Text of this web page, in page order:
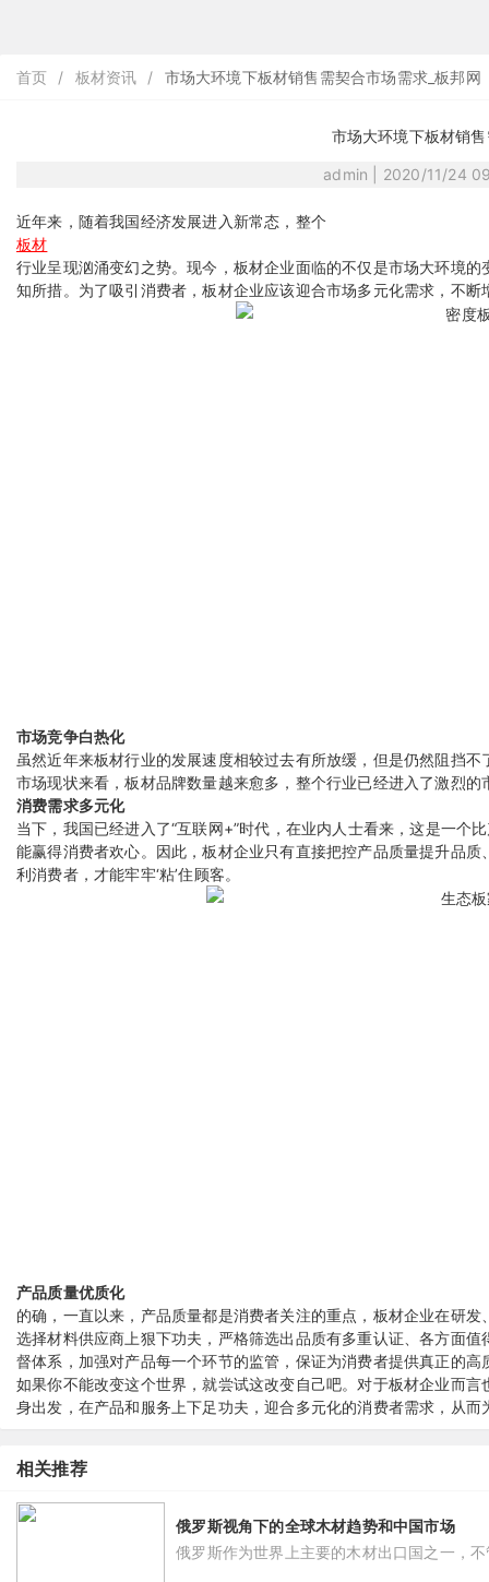
首页 / 板材资讯 / 市场大环境下板材销售需契合市场需求_板邦网
市场大环境下板材销
admin | 2020/11/24
近年来，随着我国经济发展进入新常态，整个
板材
行业呈现汹涌变幻之势。现今，板材企业面临的不仅是市场大环境
知所措。为了吸引消费者，板材企业应该迎合市场多元化需求，不断
市场竞争白热化
虽然近年来板材行业的发展速度相较过去有所放缓，但是仍然阻挡
市场现状来看，板材品牌数量越来愈多，整个行业已经进入了激烈的
消费需求多元化
当下，我国已经进入了“互联网+”时代，在业内人士看来，这是一个
能赢得消费者欢心。因此，板材企业只有直接把控产品质量提升品
利消费者，才能牢牢‘粘’住顾客。
产品质量优质化
的确，一直以来，产品质量都是消费者关注的重点，板材企业在研
选择材料供应商上狠下功夫，严格筛选出品质有多重认证、各方面
督体系，加强对产品每一个环节的监管，保证为消费者提供真正的
如果你不能改变这个世界，就尝试这改变自己吧。对于板材企业而
身出发，在产品和服务上下足功夫，迎合多元化的消费者需求，从
相关推荐
俄罗斯视角下的全球木材趋势和中国市场
俄罗斯作为世界上主要的木材出口国之一，